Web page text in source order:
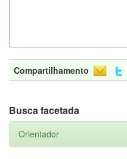
Compartilhamento
Busca facetada
Orientador